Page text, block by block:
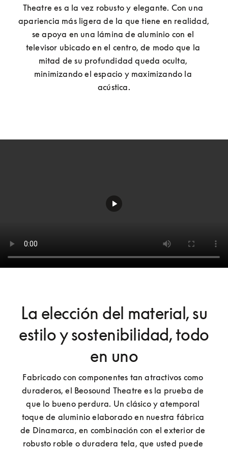
Theatre es a la vez robusto y elegante. Con una
apariencia más ligera de la que tiene en realidad,
se apoya en una lámina de aluminio con el
televisor ubicado en el centro, de modo que la
mitad de su profundidad queda oculta,
minimizando el espacio y maximizando la
acústica.
La elección del material, su
estilo y sostenibilidad, todo
en uno
Fabricado con componentes tan atractivos como
duraderos, el Beosound Theatre es la prueba de
que lo bueno perdura. Un clásico y atemporal
toque de aluminio elaborado en nuestra fábrica
de Dinamarca, en combinación con el exterior de
robusto roble o duradera tela, que usted puede